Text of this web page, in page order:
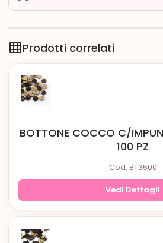
Prodotti correlati
BOTTONE COCCO C/
100 PZ
Cod. BT3500
Vedi Dettagli